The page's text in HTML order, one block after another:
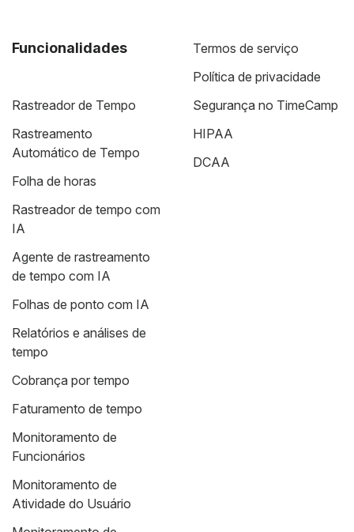
Funcionalidades
Rastreador de Tempo
Rastreamento
Automático de Tempo
Folha de horas
Rastreador de tempo com
IA
Agente de rastreamento
de tempo com IA
Folhas de ponto com IA
Relatórios e análises de
tempo
Cobrança por tempo
Faturamento de tempo
Monitoramento de
Funcionários
Monitoramento de
Atividade do Usuário
Termos de serviço
Política de privacidade
Segurança no TimeCamp
HIPAA
DCAA